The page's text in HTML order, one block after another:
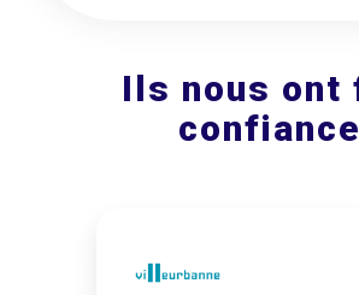
Ils nous ont
confiance